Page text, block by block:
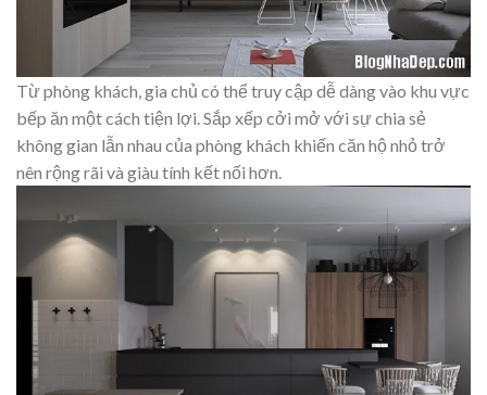
Từ phòng khách, gia chủ có thể truy cập dễ dàng vào khu vực
bếp ăn một cách tiện lợi. Sắp xếp cởi mở với sự chia sẻ
không gian lẫn nhau của phòng khách khiến căn hộ nhỏ trở
nên rộng rãi và giàu tính kết nối hơn.